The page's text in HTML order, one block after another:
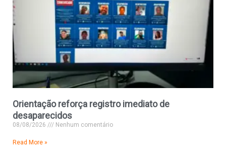
Orientação reforça registro imediato de
desaparecidos
08/08/2026 Nenhum comentário
Read More »